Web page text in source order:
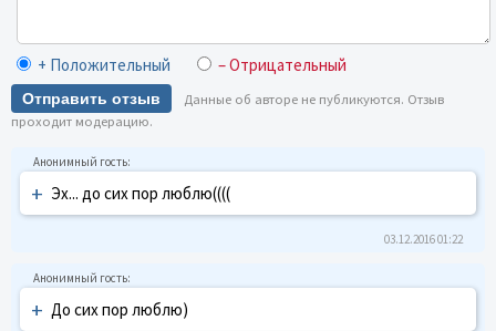
+ Положительный – Отрицательный
Отправить отзыв
Данные об авторе не публикуются. Отзыв
проходит модерацию.
+ Эх... до сих пор люблю((((
03.12.2016 01:22
+ До сих пор люблю)